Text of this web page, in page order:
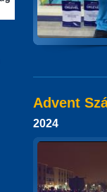
Advent
2024